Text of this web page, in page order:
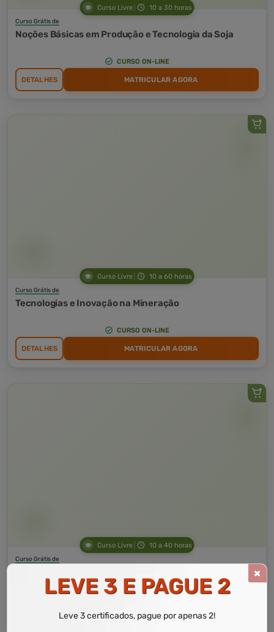
Curso Livre 10 a 30 horas
Curso Grátis de
Noções Básicas em Produção e Tecnologia da Soja
CURSO ON-LINE
DETALHES MATRICULAR AGORA
Curso Livre 10 a 60 horas
Curso Grátis de
Tecnologias e Inovação na Mineração
CURSO ON-LINE
DETALHES MATRICULAR AGORA
Curso Livre 10 a 40 horas
Curso Grátis de
MATRICULAR AGORA
LEVE 3 E PAGUE 2
Leve 3 certificados, pague por apenas 2!